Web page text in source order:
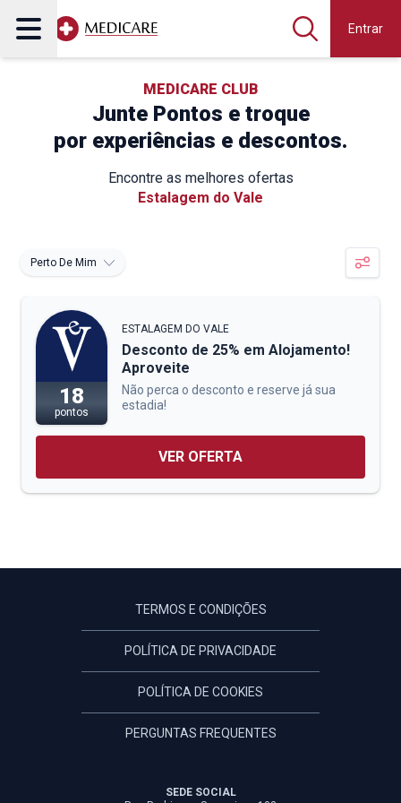
Entrar
MEDICARE CLUB
Junte Pontos e troque
por experiências e descontos.
Encontre as melhores ofertas
Estalagem do Vale
Perto De Mim
18
pontos
ESTALAGEM DO VALE
Desconto de 25% em Alojamento!
Aproveite
Não perca o desconto e reserve já sua
estadia!
VER OFERTA
TERMOS E CONDIÇÕES
POLÍTICA DE PRIVACIDADE
POLÍTICA DE COOKIES
PERGUNTAS FREQUENTES
SEDE SOCIAL